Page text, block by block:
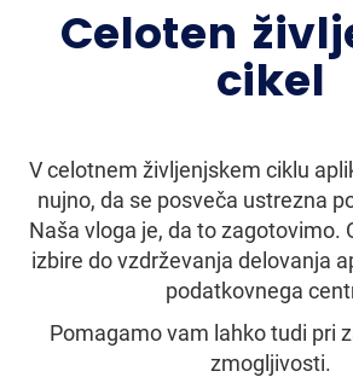
Celoten
cikel
V celotnem življenjskem ciklu
nujno, da se posveča ustrezna
Naša vloga je, da to zagotovimo.
izbire do vzdrževanja delovanja
podatkovnega
Pomagamo vam lahko tudi pri
zmogljivosti.